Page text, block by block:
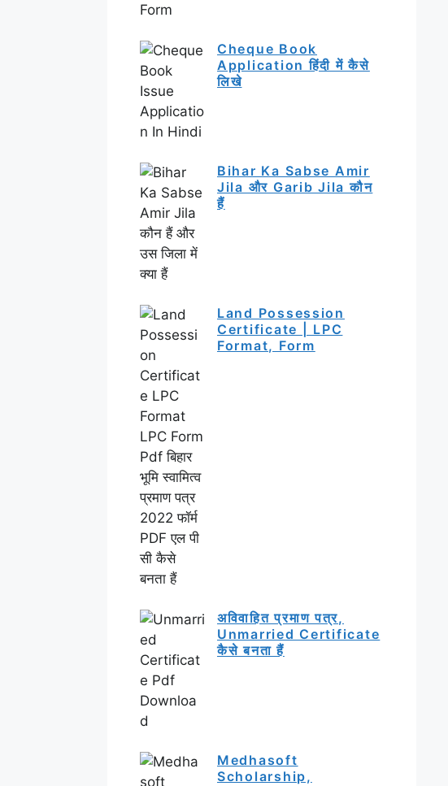
Cheque Book
Application हिंदी में कैसे
लिखे
Bihar Ka Sabse Amir
Jila और Garib Jila कौन
हैं
Land Possession
Certificate | LPC
Format, Form
अविवाहित प्रमाण पत्र,
Unmarried Certificate
कैसे बनता हैं
Medhasoft
Scholarship,